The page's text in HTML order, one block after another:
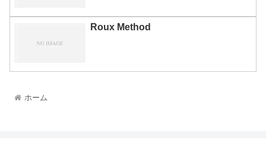
Roux Method
ホーム